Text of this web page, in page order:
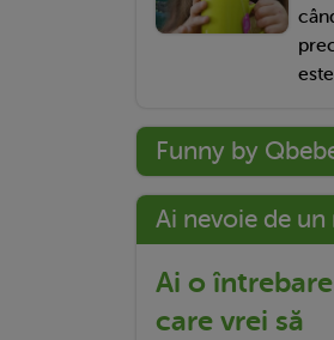
Funny by
Ai nevoie de un
Ai o
care vrei să